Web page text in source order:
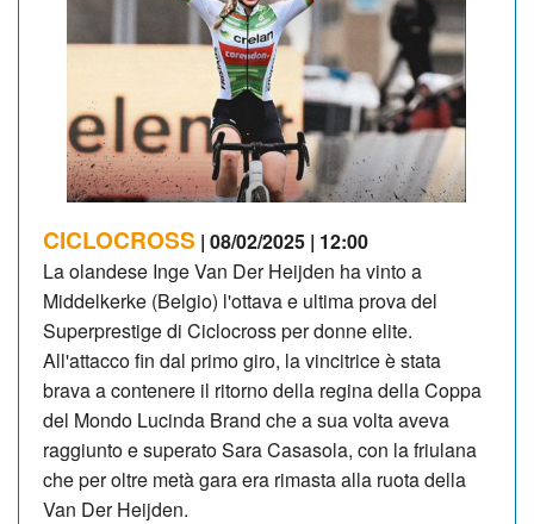
CICLOCROSS | 08/02/2025 | 12:00
La olandese Inge Van Der Heijden ha vinto a
Middelkerke (Belgio) l'ottava e ultima prova del
Superprestige di Ciclocross per donne elite.
All'attacco fin dal primo giro, la vincitrice è stata
brava a contenere il ritorno della regina della Coppa
del Mondo Lucinda Brand che a sua volta aveva
raggiunto e superato Sara Casasola, con la friulana
che per oltre metà gara era rimasta alla ruota della
Van Der Heijden.